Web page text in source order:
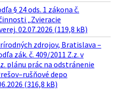
§ 24 ods. 1 zákona č.
„Zvieracie
02.07.2026 (119,8 kB)
zdrojov, Bratislava –
zák. č. 409/2011 Z.z. v
plánu prác na odstránenie
depo
(316,8 kB)